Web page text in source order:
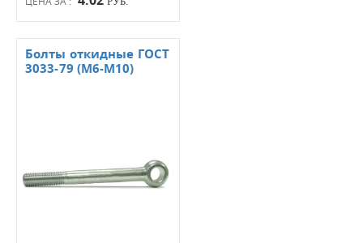
Болты откидные ГОСТ
3033-79 (М6-М10)